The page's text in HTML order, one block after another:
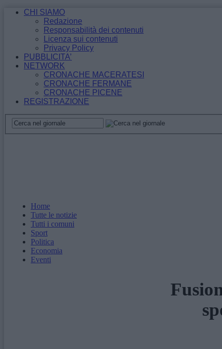
CHI SIAMO
Redazione
Responsabilità dei contenuti
Licenza sui contenuti
Privacy Policy
PUBBLICITA’
NETWORK
CRONACHE MACERATESI
CRONACHE FERMANE
CRONACHE PICENE
REGISTRAZIONE
Home
Tutte le notizie
Tutti i comuni
Sport
Politica
Economia
Eventi